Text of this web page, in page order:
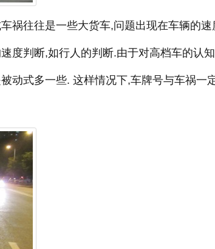
祸往往是一些大货车,问题出现在车辆的速
度判断,如行人的判断.由于对高档车的认
动式多一些. 这样情况下,车牌号与车祸一